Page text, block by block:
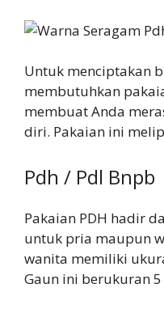
Untuk menciptakan
membutuhkan
membuat Anda
diri. Pakaian ini
Pdh / Pdl Bnpb
Pakaian PDH hadir
untuk pria maupun
wanita memiliki
Gaun ini berukuran 5